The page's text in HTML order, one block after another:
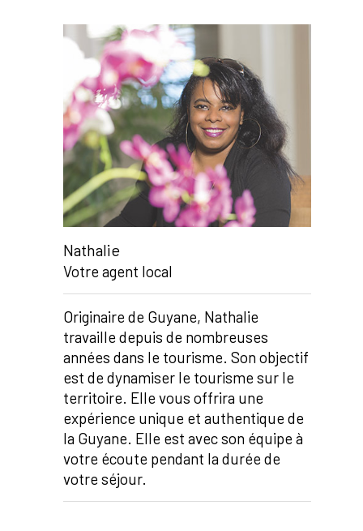
Nathalie
Votre agent local
Originaire de Guyane, Nathalie
travaille depuis de nombreuses
années dans le tourisme. Son objectif
est de dynamiser le tourisme sur le
territoire. Elle vous offrira une
expérience unique et authentique de
la Guyane. Elle est avec son équipe à
votre écoute pendant la durée de
votre séjour.